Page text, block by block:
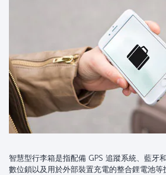
智慧型行李箱是指配備 GPS 追蹤系統、藍牙
數位鎖以及用於外部裝置充電的整合鋰電池